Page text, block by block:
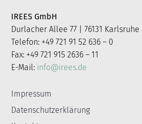
IREES GmbH
Durlacher Allee 77 | 76131 Karlsruhe
Telefon: +49 721 91 52 636 – 0
Fax: +49 721 915 2636 – 11
E-Mail: info@irees.de
Impressum
Datenschutzerklärung